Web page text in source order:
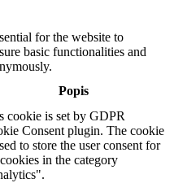
for the website to
basic functionalities and
Popis
cookie is set by GDPR
Consent plugin. The cookie
to store the user consent for
in the category